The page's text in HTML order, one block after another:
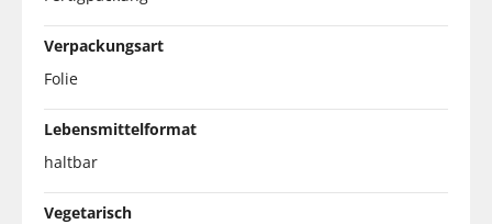
Verpackungsart
Folie
Lebensmittelformat
haltbar
Vegetarisch